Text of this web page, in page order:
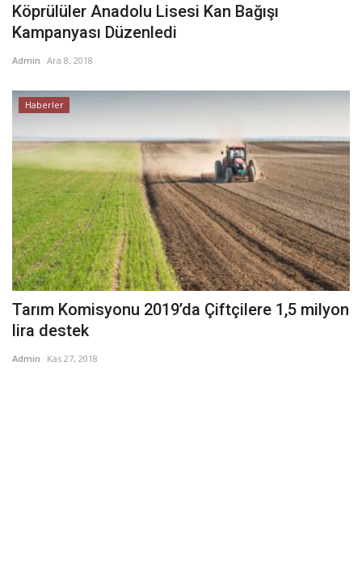
Köprülüler Anadolu Lisesi Kan Bağışı
Kampanyası Düzenledi
Admin Ara 8, 2018
Haberler
Tarım Komisyonu 2019’da Çiftçilere 1,5 milyon
lira destek
Admin Kas 27, 2018